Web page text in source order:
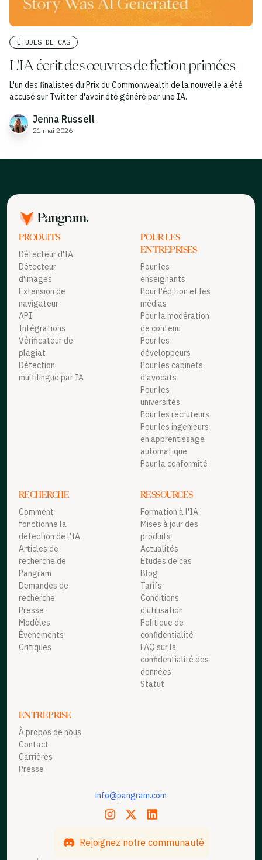
ÉTUDES DE CAS
L'IA écrit des œuvres de fiction primées
L'un des finalistes du Prix du Commonwealth de la nouvelle a été
accusé sur Twitter d'avoir été généré par une IA.
Jenna Russell
21 mai 2026
PRODUITS
Détecteur d'IA
Détecteur
d'images
Extension de
navigateur
API
Intégrations
Vérificateur de
plagiat
Détection
multilingue par IA
POUR LES
ENTREPRISES
Pour les
enseignants
Pour l'édition et les
médias
Pour la modération
de contenu
Pour les
développeurs
Pour les cabinets
d'avocats
Pour les
universités
Pour les recruteurs
Pour les ingénieurs
en apprentissage
automatique
Pour la conformité
RECHERCHE
Comment
fonctionne la
détection de l'IA
Articles de
recherche de
Pangram
Demandes de
recherche
Presse
Modèles
Événements
Critiques
RESSOURCES
Formation à l'IA
Mises à jour des
produits
Actualités
Études de cas
Blog
Tarifs
Conditions
d'utilisation
Politique de
confidentialité
FAQ sur la
confidentialité des
données
Statut
ENTREPRISE
À propos de nous
Contact
Carrières
Presse
info@pangram.com
Rejoignez notre communauté